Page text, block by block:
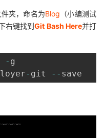
夹，命名为Blog （小编测试
右键找到Git Bash Here并打
- g
- git -- save